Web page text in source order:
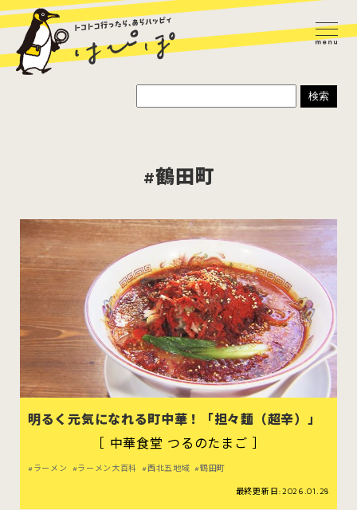
ラーメン カレー
パスタ 寿司
#鶴田町
明るく元気になれる町中華！「担々麵（超辛）」
［ 中華食堂 つるのたまご ］
ラーメン ラーメン大百科 西北五地域 鶴田町
最終更新日:2026.01.28